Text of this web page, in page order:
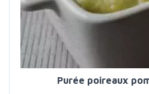
Purée poireaux